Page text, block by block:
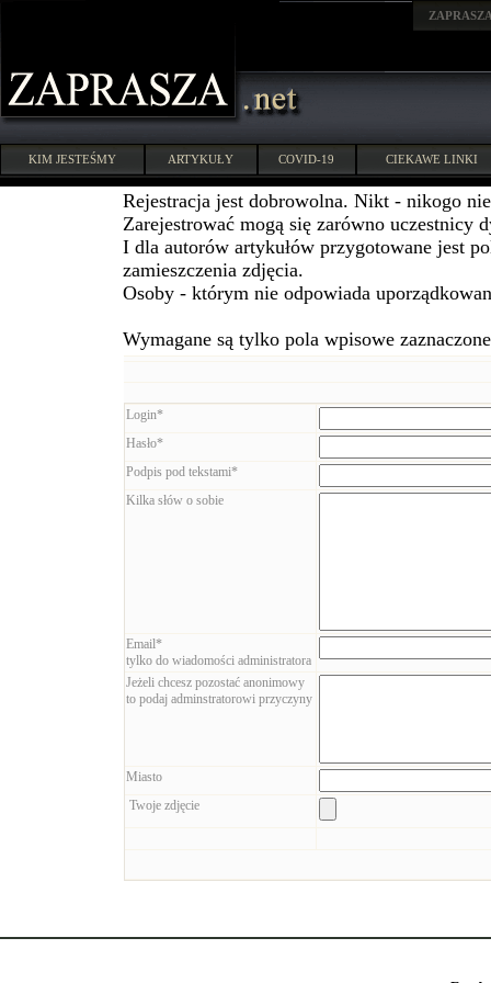
KIM JESTEŚMY ARTYKUŁY COVID-19 CIEKAWE LINKI
Rejestracja jest dobrowolna. Nikt - nikogo
Zarejestrować mogą się zarówno uczestnicy
I dla autorów artykułów przygotowane jest
zamieszczenia zdjęcia.
Osoby - którym nie odpowiada
Wymagane są tylko pola wpisowe
Login*
Hasło*
Podpis pod tekstami*
Kilka słów o sobie
Email*
tylko do wiadomości administratora
Jeżeli chcesz pozostać anonimowy
to podaj adminstratorowi przyczyny
Miasto
Twoje zdjęcie